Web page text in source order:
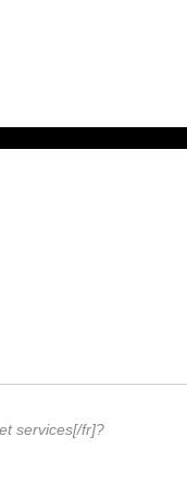
services[/fr]?